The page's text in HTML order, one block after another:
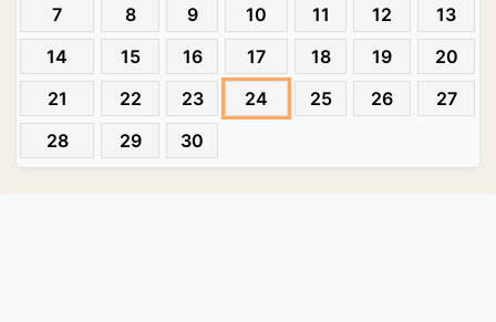
7
8 9 10 11 12
13
14
15 16 17 18 19
20
21
22 23 24 25 26
27
28
29 30